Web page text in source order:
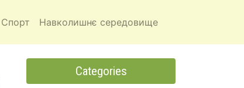
Спорт Навколишнє середовище
Categories